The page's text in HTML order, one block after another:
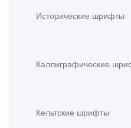
Исторические шрифты
Каллиграфические
Кельтские шрифты